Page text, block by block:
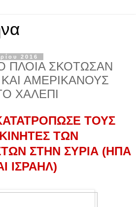
2016
ΠΛΟΙΑ ΣΚΟΤΩΣΑΝ
ΑΜΕΡΙΚΑΝΟΥΣ
ΧΑΛΕΠΙ
ΤΟΥΣ
ΤΩΝ
ΣΤΗΝ ΣΥΡΙΑ (ΗΠΑ
ΙΣΡΑΗΛ)